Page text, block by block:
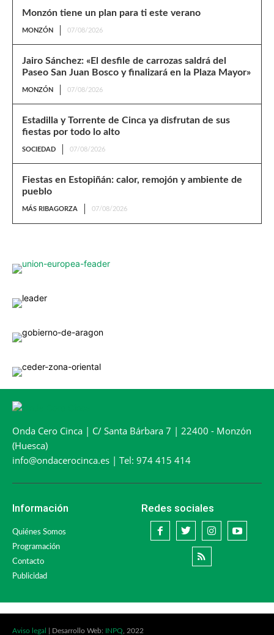
Monzón tiene un plan para ti este verano
MONZÓN 07/08/2026
Jairo Sánchez: «El desfile de carrozas saldrá del
Paseo San Juan Bosco y finalizará en la Plaza Mayor»
MONZÓN 07/08/2026
Estadilla y Torrente de Cinca ya disfrutan de sus
fiestas por todo lo alto
SOCIEDAD 07/08/2026
Fiestas en Estopiñán: calor, remojón y ambiente de
pueblo
MÁS RIBAGORZA 07/08/2026
Onda Cero Cinca | C/ Santa Bárbara 7 | 22400 - Monzón
(Huesca)
info@ondacerocinca.es | Tel: 974 415 414
Información
Quiénes Somos
Programación
Contacto
Publicidad
Redes sociales
Aviso legal | Desarrollo Web: INPQ , 2022